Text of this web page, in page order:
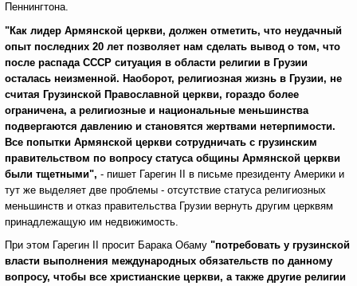
Пеннингтона.
"Как лидер Армянской церкви, должен отметить, что неудачный
опыт последних 20 лет позволяет нам сделать вывод о том, что
после распада СССР ситуация в области религии в Грузии
осталась неизменной. Наоборот, религиозная жизнь в Грузии, не
считая Грузинской Православной церкви, гораздо более
ограничена, а религиозные и национальные меньшинства
подвергаются давлению и становятся жертвами нетерпимости.
Все попытки Армянской церкви сотрудничать с грузинским
правительством по вопросу статуса общины Армянской церкви
были тщетными", - пишет Гарегин II в письме президенту Америки и
тут же выделяет две проблемы - отсутствие статуса религиозных
меньшинств и отказ правительства Грузии вернуть другим церквям
принадлежащую им недвижимость.
При этом Гарегин II просит Барака Обаму "потребовать у грузинской
власти выполнения международных обязательств по данному
вопросу, чтобы все христианские церкви, а также другие религии